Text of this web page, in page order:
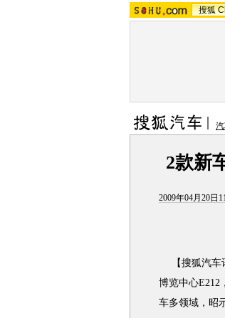
搜狐
2款新
2009年04月20日
【搜狐汽车
博览中心E212
车多领域，昭